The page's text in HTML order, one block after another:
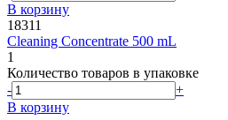
В корзину
18311
Cleaning Concentrate 500 mL
1
Количество товаров в упаковке
-
+
В корзину